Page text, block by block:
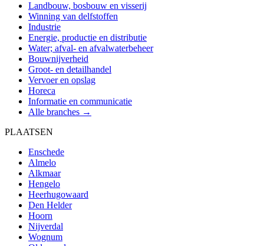
Landbouw, bosbouw en visserij
Winning van delfstoffen
Industrie
Energie, productie en distributie
Water; afval- en afvalwaterbeheer
Bouwnijverheid
Groot- en detailhandel
Vervoer en opslag
Horeca
Informatie en communicatie
Alle branches →
PLAATSEN
Enschede
Almelo
Alkmaar
Hengelo
Heerhugowaard
Den Helder
Hoorn
Nijverdal
Wognum